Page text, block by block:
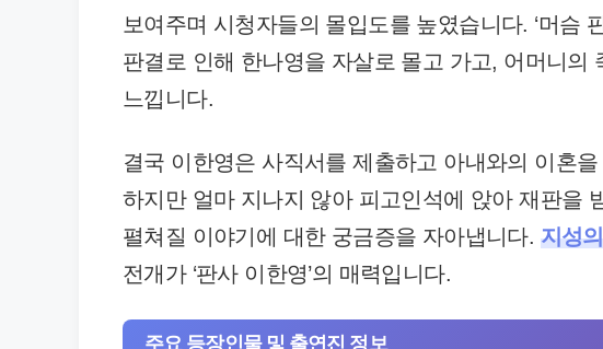
보여주며 시청자들의 몰입도를 높였습니다. ‘머슴
판결로 인해 한나영을 자살로 몰고 가고, 어머니의
느낍니다.
결국 이한영은 사직서를 제출하고 아내와의 이혼
하지만 얼마 지나지 않아 피고인석에 앉아 재판을
펼쳐질 이야기에 대한 궁금증을 자아냅니다. 지성
전개가 ‘판사 이한영’의 매력입니다.
주요 등장인물 및 출연진 정보